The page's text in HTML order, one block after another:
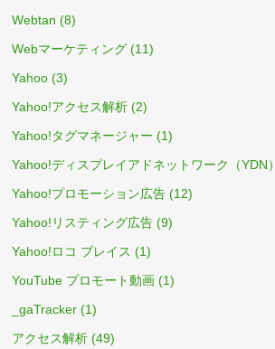
Webtan (8)
Webマーケティング (11)
Yahoo (3)
Yahoo!アクセス解析 (2)
Yahoo!タグマネージャー (1)
Yahoo!ディスプレイアドネットワーク（YDN）
Yahoo!プロモーション広告 (12)
Yahoo!リスティング広告 (9)
Yahoo!ロコ プレイス (1)
YouTube プロモート動画 (1)
_gaTracker (1)
アクセス解析 (49)